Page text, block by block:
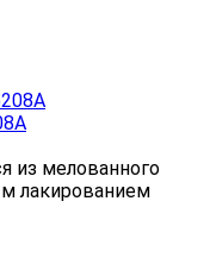
из мелованного
лакированием